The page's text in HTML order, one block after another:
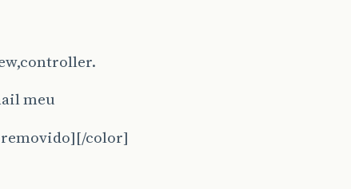
meu
color]